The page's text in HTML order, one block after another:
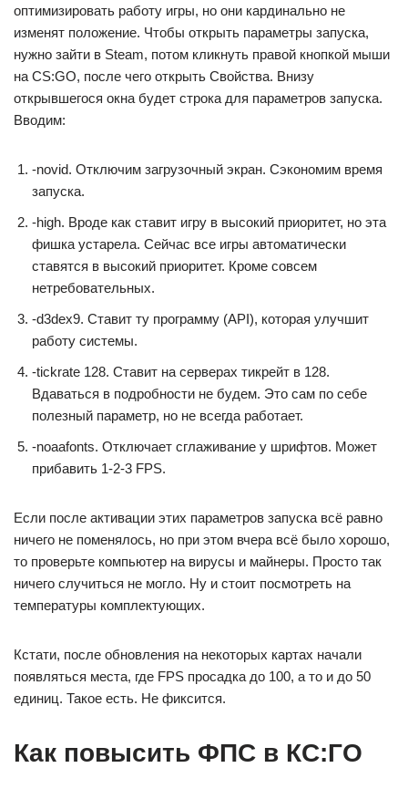
оптимизировать работу игры, но они кардинально не
изменят положение. Чтобы открыть параметры запуска,
нужно зайти в Steam, потом кликнуть правой кнопкой мыши
на CS:GO, после чего открыть Свойства. Внизу
открывшегося окна будет строка для параметров запуска.
Вводим:
-novid. Отключим загрузочный экран. Сэкономим время
запуска.
-high. Вроде как ставит игру в высокий приоритет, но эта
фишка устарела. Сейчас все игры автоматически
ставятся в высокий приоритет. Кроме совсем
нетребовательных.
-d3dex9. Ставит ту программу (API), которая улучшит
работу системы.
-tickrate 128. Ставит на серверах тикрейт в 128.
Вдаваться в подробности не будем. Это сам по себе
полезный параметр, но не всегда работает.
-noaafonts. Отключает сглаживание у шрифтов. Может
прибавить 1-2-3 FPS.
Если после активации этих параметров запуска всё равно
ничего не поменялось, но при этом вчера всё было хорошо,
то проверьте компьютер на вирусы и майнеры. Просто так
ничего случиться не могло. Ну и стоит посмотреть на
температуры комплектующих.
Кстати, после обновления на некоторых картах начали
появляться места, где FPS просадка до 100, а то и до 50
единиц. Такое есть. Не фиксится.
Как повысить ФПС в КС:ГО